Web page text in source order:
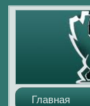
Главная